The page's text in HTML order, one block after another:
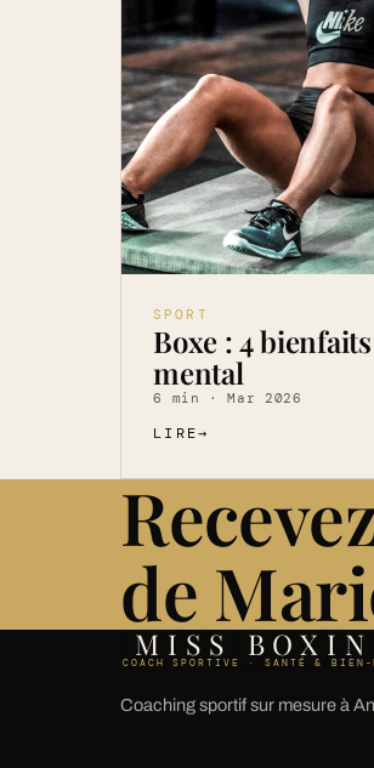
SPORT
Boxe : 4
mental
6 min · Mar 2026
LIRE→
de
MISS
COACH SPORTIVE · SANTÉ & BIEN-
Coaching sportif sur mesure à